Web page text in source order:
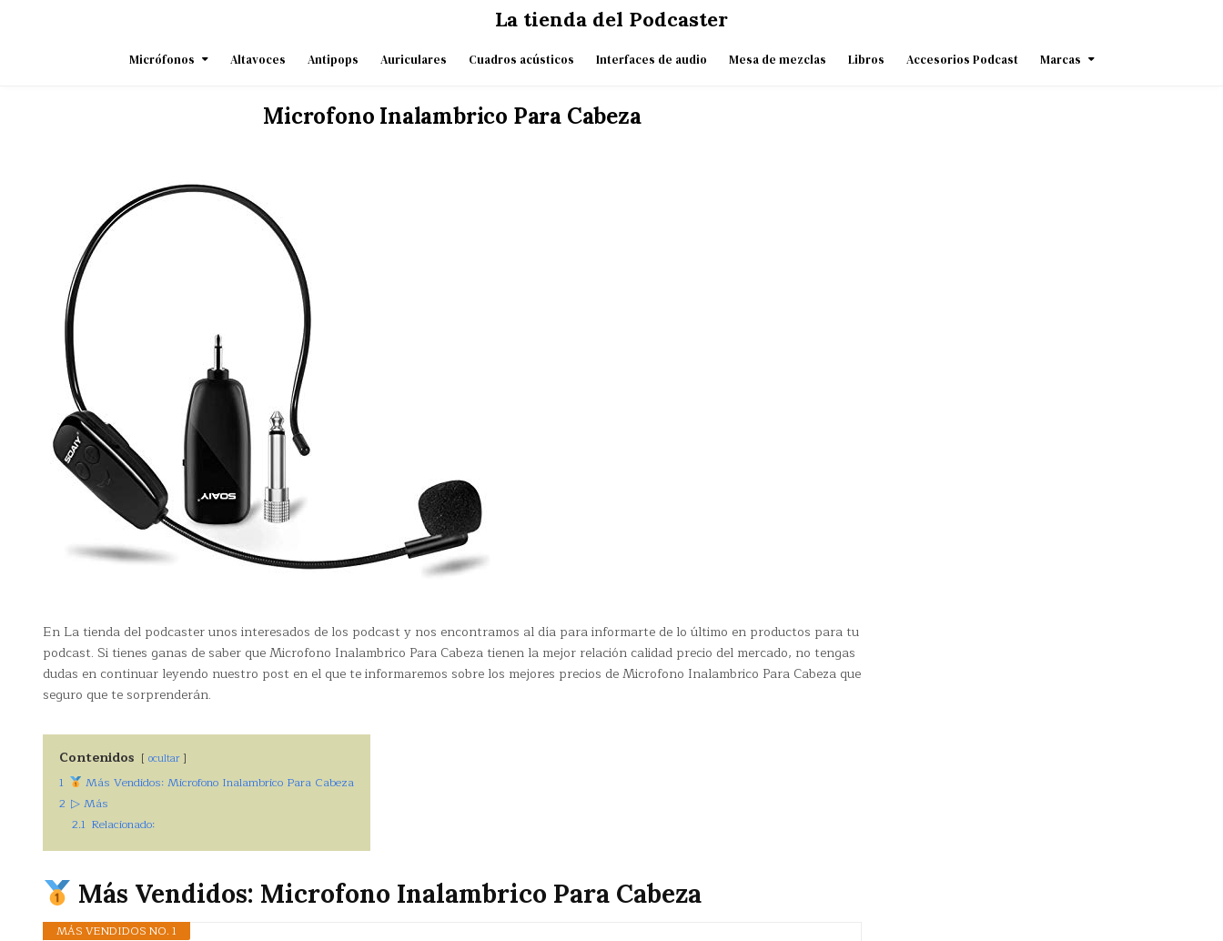
La tienda del Podcaster
Micrófonos Altavoces Antipops Auriculares Cuadros acústicos Interfaces de audio Mesa de mezclas Libros Accesorios Podcast Marcas
Microfono Inalambrico Para Cabeza
En La tienda del podcaster unos interesados de los podcast y nos encontramos al día para informarte de lo último en productos para tu
podcast. Si tienes ganas de saber que Microfono Inalambrico Para Cabeza tienen la mejor relación calidad precio del mercado, no tengas
dudas en continuar leyendo nuestro post en el que te informaremos sobre los mejores precios de Microfono Inalambrico Para Cabeza que
seguro que te sorprenderán.
Contenidos ocultar
1
Más Vendidos: Microfono Inalambrico Para Cabeza
2 ▷ Más
2.1 Relacionado:
Más Vendidos: Microfono Inalambrico Para Cabeza
MÁS VENDIDOS NO. 1